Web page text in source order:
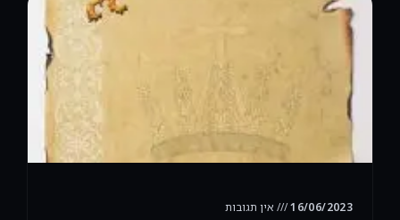
16/06/2023 אין תגובות